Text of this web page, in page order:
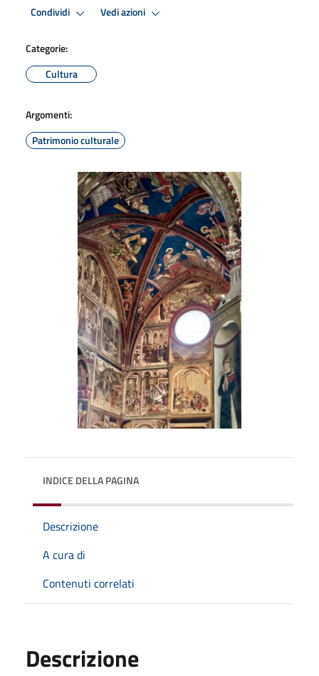
Condividi Vedi azioni
Categorie:
Cultura
Argomenti:
Patrimonio culturale
INDICE DELLA PAGINA
Descrizione
A cura di
Contenuti correlati
Descrizione